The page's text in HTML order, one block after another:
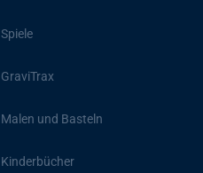
Spiele
GraviTrax
Malen und Basteln
Kinderbücher